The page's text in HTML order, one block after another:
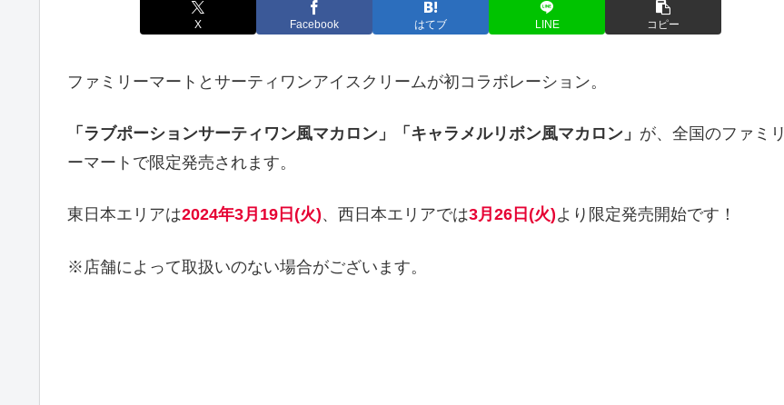
X Facebook はてブ LINE コピー
ファミリーマートとサーティワンアイスクリームが初コラボレーション。
「ラブポーションサーティワン風マカロン」「キャラメルリボン風マカロン」 が、全国のファミリ
ーマートで限定発売されます。
東日本エリアは2024年3月19日(火)、西日本エリアでは3月26日(火)より限定発売開始です！
※店舗によって取扱いのない場合がございます。